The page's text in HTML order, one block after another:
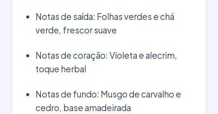
Notas de saída: Folhas verdes e chá
verde, frescor suave
Notas de coração: Violeta e alecrim,
toque herbal
Notas de fundo: Musgo de carvalho e
cedro, base amadeirada